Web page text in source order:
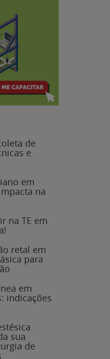
de
e
em
na
na TE em
retal em
para
em
indicações
sua
de